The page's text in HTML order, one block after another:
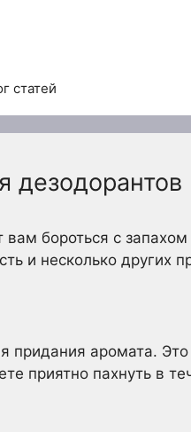
статей
дезодорантов
бороться с запахом
и несколько других
придания аромата.
приятно пахнуть в